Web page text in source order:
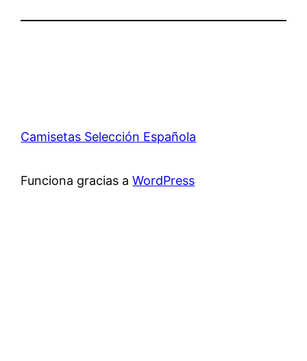
Camisetas Selección Española
Funciona gracias aWordPress